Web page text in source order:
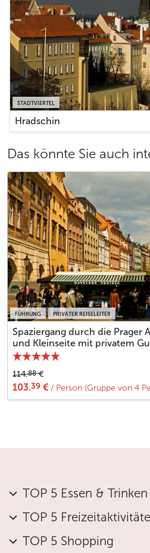
STADTVIERTEL
Hradschin
Das könnte Sie auch
FÜHRUNG PRIVATER REISELEITER
Spaziergang durch die Prager
und Kleinseite mit privatem
114.88€
103.39 € / Person (Gruppe von 4
TOP 5 Essen & Trinken
TOP 5
TOP 5 Shopping